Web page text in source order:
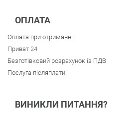
ОПЛАТА
Оплата при отриманні
Приват 24
Безготівковий розрахунок із ПДВ
Послуга післяплати
ВИНИКЛИ ПИТАННЯ?